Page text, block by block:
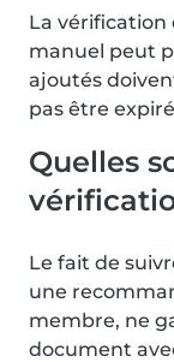
La vérification
manuel peut
ajoutés
pas être
Quelles
Le fait de
une
membre, ne
document